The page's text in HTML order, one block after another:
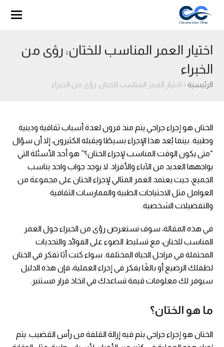
اختيار العمر المناسب للختان: رؤى من
الخبراء
الرئيسية » اختيار العمر المناسب للختان: رؤى من الخبراء
الختان هو إجراء جراحي يتم منذ قرون لعدة أسباب ثقافية ودينية
وطبية. بينما يُعد هذا الإجراء بسيطًا ويقبله الكثيرون، إلا أن سؤال
“متى يكون الوقت المناسب لإجراء الختان؟” هو أحد الأسئلة التي
يواجهها العديد من الآباء والأفراد. لا يوجد جواب واحد يناسب
الجميع، حيث يعتمد العمر المثالي لإجراء الختان على مجموعة من
العوامل مثل الاحتياجات الطبية والممارسات الثقافية
والتفضيلات الشخصية.
في هذه المقالة، سوف نستعرض رؤى من الخبراء حول العمر
المناسب للختان، مع تسليط الضوء على الفوائد والتحديات
المحتملة في مراحل الحياة المختلفة. سواء كنت أبًا تفكر في الختان
لطفلك الرضيع أو بالغًا يفكر في إجراء العملية، فإن هذه الدليل
سيوفر لك معلومات قيمة تساعدك في اتخاذ قرار مستنير.
ما هو الختان؟
الختان هو إجراء جراحي يتم فيه إزالة القلفة من رأس القضيب. يتم